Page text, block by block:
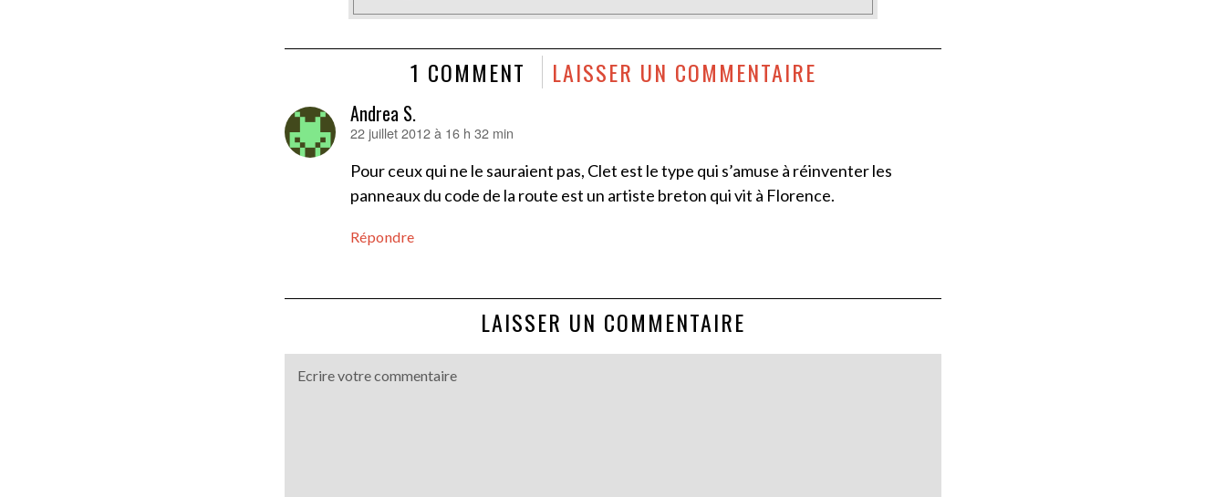
1 COMMENT LAISSER UN COMMENTAIRE
Andrea S.
dit :
22 juillet 2012 à 16 h 32 min
Pour ceux qui ne le sauraient pas, Clet est le type qui s’amuse à réinventer les
panneaux du code de la route est un artiste breton qui vit à Florence.
Répondre
LAISSER UN COMMENTAIRE